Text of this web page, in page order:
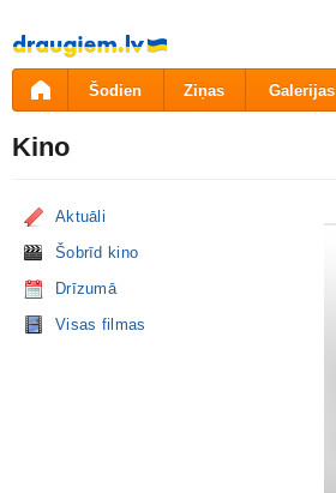
Pāriet
uz
saturu
Šodien Ziņas Galerijas
Kino
Aktuāli
Šobrīd kino
Drīzumā
Visas filmas